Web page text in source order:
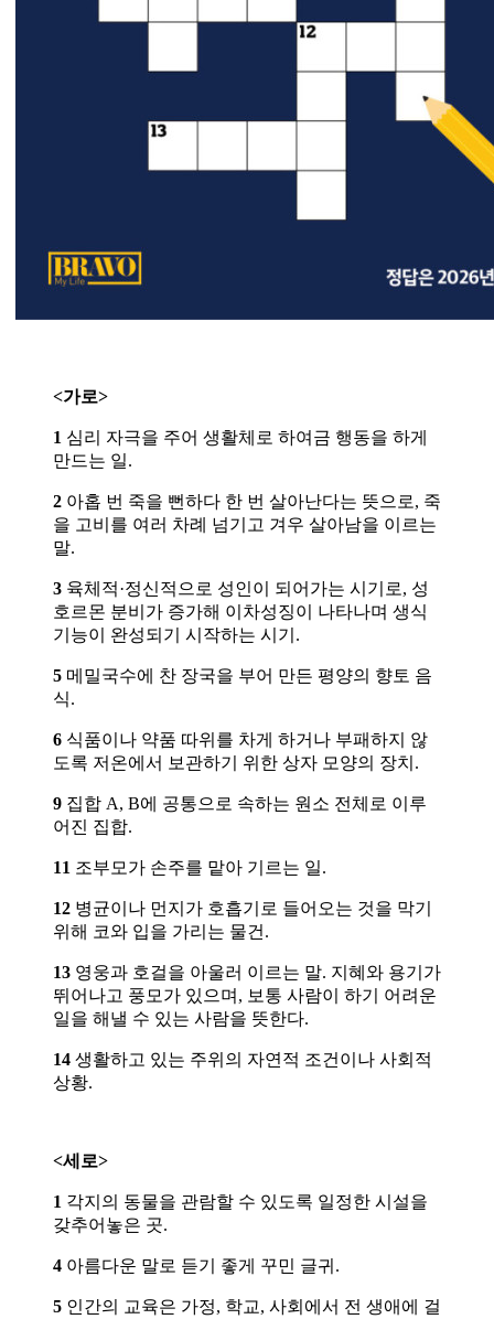
<가로>
1 심리 자극을 주어 생활체로 하여금 행동을 하게
만드는 일.
2 아홉 번 죽을 뻔하다 한 번 살아난다는 뜻으로, 죽
을 고비를 여러 차례 넘기고 겨우 살아남을 이르는
말.
3 육체적·정신적으로 성인이 되어가는 시기로, 성
호르몬 분비가 증가해 이차성징이 나타나며 생식
기능이 완성되기 시작하는 시기.
5 메밀국수에 찬 장국을 부어 만든 평양의 향토 음
식.
6 식품이나 약품 따위를 차게 하거나 부패하지 않
도록 저온에서 보관하기 위한 상자 모양의 장치.
9 집합 A, B에 공통으로 속하는 원소 전체로 이루
어진 집합.
11 조부모가 손주를 맡아 기르는 일.
12 병균이나 먼지가 호흡기로 들어오는 것을 막기
위해 코와 입을 가리는 물건.
13 영웅과 호걸을 아울러 이르는 말. 지혜와 용기가
뛰어나고 풍모가 있으며, 보통 사람이 하기 어려운
일을 해낼 수 있는 사람을 뜻한다.
14 생활하고 있는 주위의 자연적 조건이나 사회적
상황.
<세로>
1 각지의 동물을 관람할 수 있도록 일정한 시설을
갖추어놓은 곳.
4 아름다운 말로 듣기 좋게 꾸민 글귀.
5 인간의 교육은 가정, 학교, 사회에서 전 생애에 걸